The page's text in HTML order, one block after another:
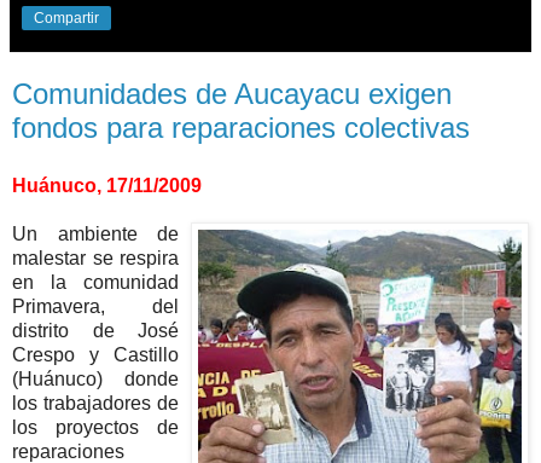
Compartir
Comunidades de Aucayacu exigen
fondos para reparaciones colectivas
Huánuco, 17/11/2009
Un ambiente de
malestar se respira
en la comunidad
Primavera, del
distrito de José
Crespo y Castillo
(Huánuco) donde
los trabajadores de
los proyectos de
reparaciones